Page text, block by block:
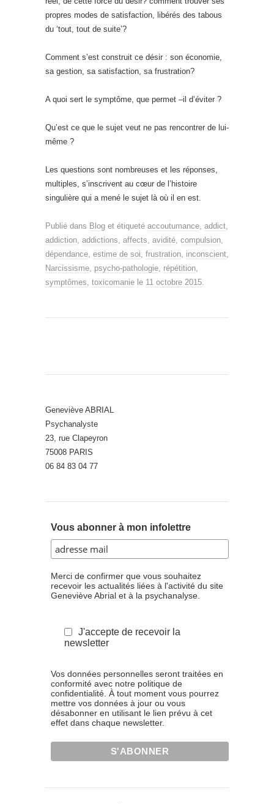
propres modes de satisfaction, libérés des tabous
du ‘tout, tout de suite’?
Comment s’est construit ce désir : son économie,
sa gestion, sa satisfaction, sa frustration?
A quoi sert le symptôme, que permet –il d’éviter ?
Qu’est ce que le sujet veut ne pas rencontrer de lui-
même ?
Les questions sont nombreuses et les réponses,
multiples, s’inscrivent au cœur de l’histoire
singulière qui a mené le sujet là où il en est.
Publié dans Blog et étiqueté accoutumance, addict,
addiction, addictions, affects, avidité, compulsion,
dépendance, estime de soi, frustration, inconscient,
Narcissisme, psycho-pathologie, répétition,
symptômes, toxicomanie le 11 octobre 2015.
Geneviève ABRIAL
Psychanalyste
23, rue Clapeyron
75008 PARIS
06 84 83 04 77
Vous abonner à mon infolettre
Merci de confirmer que vous souhaitez
recevoir les actualités liées à l'activité du site
Geneviève Abrial et à la psychanalyse.
J'accepte de recevoir la
newsletter
Vos données personnelles seront traitées en
conformité avec notre politique de
confidentialité. À tout moment vous pourrez
mettre vos données à jour ou vous
désabonner en utilisant le lien prévu à cet
effet dans chaque newsletter.